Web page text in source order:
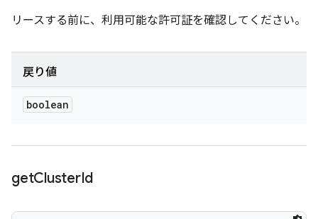
リースする前に、利用可能な許可証を確認してください。
戻り値
boolean
getClusterId